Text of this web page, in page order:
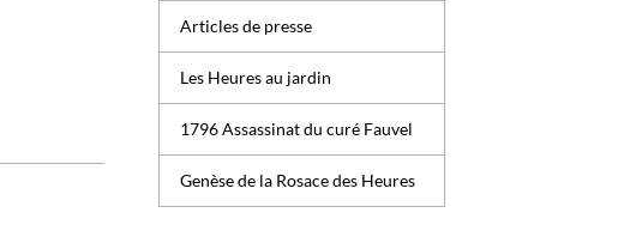
Articles de presse
Les Heures au jardin
1796 Assassinat du curé Fauvel
Genèse de la Rosace des Heures